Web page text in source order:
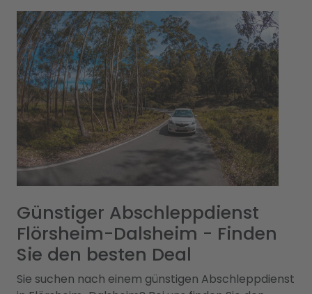
Günstiger Abschleppdienst
Flörsheim-Dalsheim - Finden
Sie den besten Deal
Sie suchen nach einem günstigen Abschleppdienst